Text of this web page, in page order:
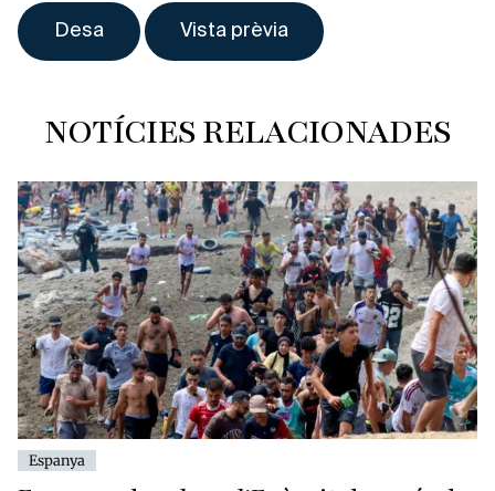
NOTÍCIES RELACIONADES
Espanya